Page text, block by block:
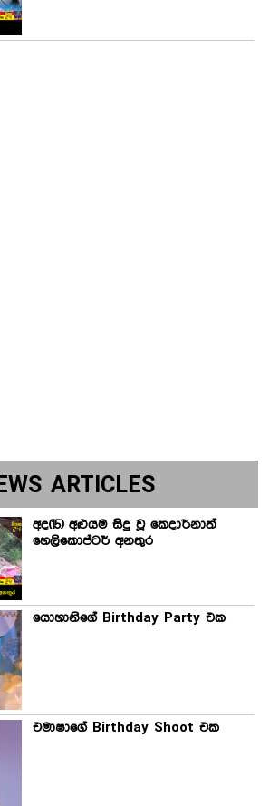
ARTICLES
අද(15) අළුයම සිදු වූ කෙදාර්නාත්
හෙලිකොප්ටර් අනතුර
යොහානිගේ Birthday Party එක
එමාෂාගේ Birthday Shoot එක